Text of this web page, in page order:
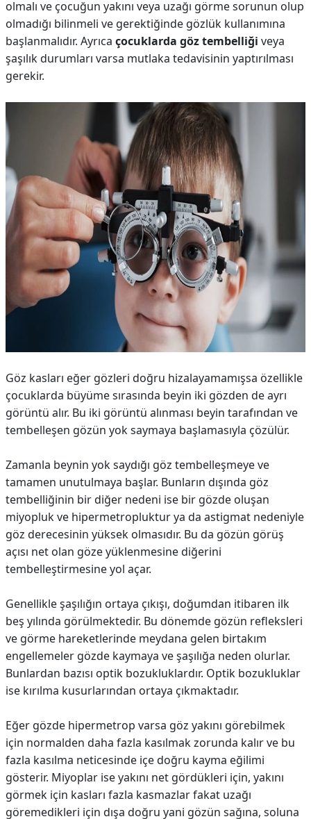
olmalı ve çocuğun yakını veya uzağı görme sorunun olup
olmadığı bilinmeli ve gerektiğinde gözlük kullanımına
başlanmalıdır. Ayrıca çocuklarda göz tembelliği veya
şaşılık durumları varsa mutlaka tedavisinin yaptırılması
gerekir.
Göz kasları eğer gözleri doğru hizalayamamışsa özellikle
çocuklarda büyüme sırasında beyin iki gözden de ayrı
görüntü alır. Bu iki görüntü alınması beyin tarafından ve
tembelleşen gözün yok saymaya başlamasıyla çözülür.
Zamanla beynin yok saydığı göz tembelleşmeye ve
tamamen unutulmaya başlar. Bunların dışında göz
tembelliğinin bir diğer nedeni ise bir gözde oluşan
miyopluk ve hipermetropluktur ya da astigmat nedeniyle
göz derecesinin yüksek olmasıdır. Bu da gözün görüş
açısı net olan göze yüklenmesine diğerini
tembelleştirmesine yol açar.
Genellikle şaşılığın ortaya çıkışı, doğumdan itibaren ilk
beş yılında görülmektedir. Bu dönemde gözün refleksleri
ve görme hareketlerinde meydana gelen birtakım
engellemeler gözde kaymaya ve şaşılığa neden olurlar.
Bunlardan bazısı optik bozukluklardır. Optik bozukluklar
ise kırılma kusurlarından ortaya çıkmaktadır.
Eğer gözde hipermetrop varsa göz yakını görebilmek
için normalden daha fazla kasılmak zorunda kalır ve bu
fazla kasılma neticesinde içe doğru kayma eğilimi
gösterir. Miyoplar ise yakını net gördükleri için, yakını
görmek için kasları fazla kasmazlar fakat uzağı
göremedikleri için dışa doğru yani gözün sağına, soluna